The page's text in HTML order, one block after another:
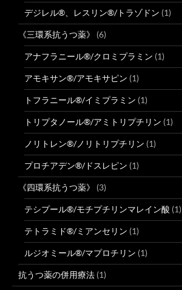
デジレル®、レスリン®/トラゾドン (1)
《三環系抗うつ薬》 (6)
アナフラニール®/クロミプラミン (1)
アモキサン®/アモキサピン (1)
トフラニール®/イミプラミン (1)
トリプタノール®/アミトリプチリン (1)
ノリトレン®/ノリトリプチリン (1)
プロチアデン®/ドスレピン (1)
《四環系抗うつ薬》 (3)
テシプール®/モチプチリンマレイン酸 (1)
テトラミド®/ミアンセリン (1)
ルジオミール®/マプロチリン (1)
抗うつ薬の併用療法 (1)